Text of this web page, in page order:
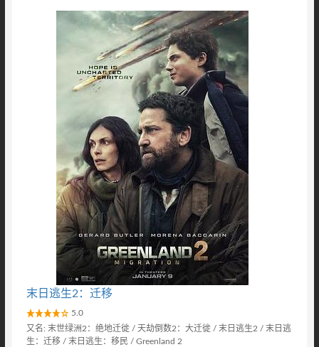
末日逃生2：迁移
5.0
又名: 末世绿洲2：绝地迁徙 / 天劫倒数2：大迁徙 / 末日逃生2 / 末日逃
生：迁移 / 末日逃生：移民 / Greenland 2